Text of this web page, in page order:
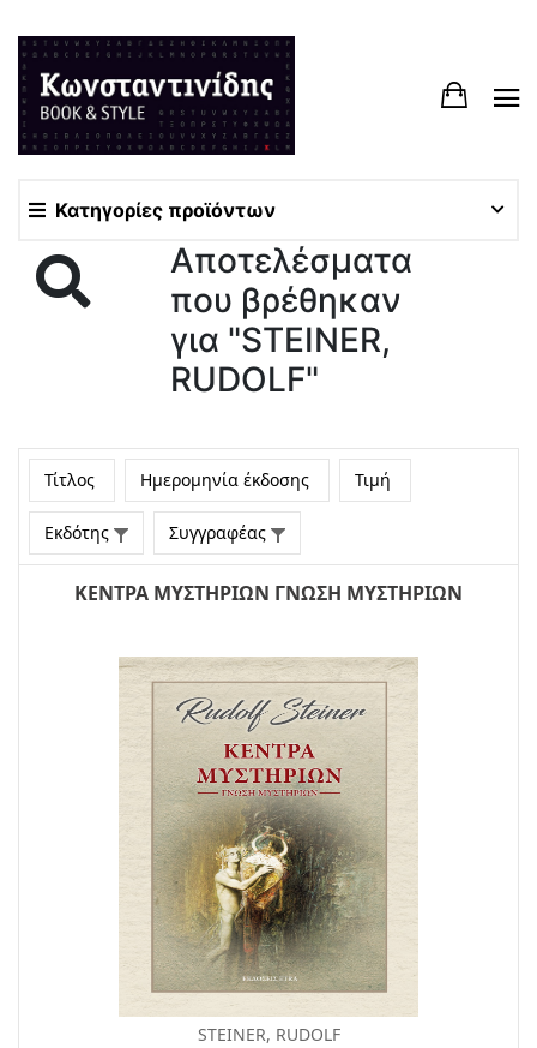
Κατηγορίες προϊόντων
Αποτελέσματα
που βρέθηκαν
για "STEINER,
RUDOLF"
Τίτλος Ημερομηνία έκδοσης Τιμή
Εκδότης Συγγραφέας
ΚΕΝΤΡΑ ΜΥΣΤΗΡΙΩΝ ΓΝΩΣΗ ΜΥΣΤΗΡΙΩΝ
STEINER, RUDOLF